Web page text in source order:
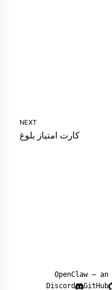
NEXT
کارت امتیاز بلوغ
GitHub
Discord